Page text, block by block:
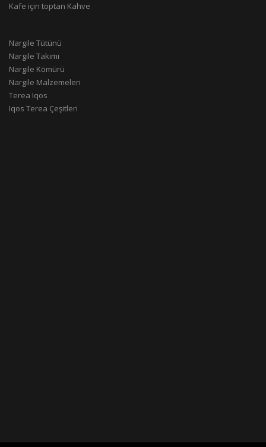
Kafe için toptan Kahve
Nargile Tütünü
Nargile Takımı
Nargile Kömürü
Nargile Malzemeleri
Terea Iqos
Iqos Terea Çeşitleri